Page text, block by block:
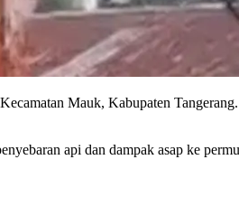
Mauk, Kabupaten
api dan dampak asap ke